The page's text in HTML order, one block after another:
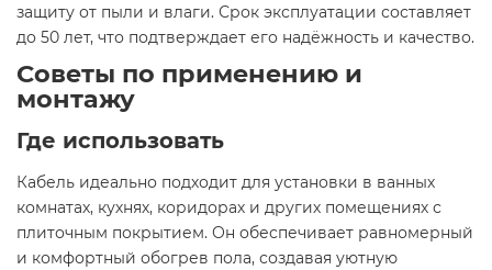
защиту от пыли и влаги. Срок эксплуатации составляет
до 50 лет, что подтверждает его надёжность и качество.
Советы по применению и
монтажу
Где использовать
Кабель идеально подходит для установки в ванных
комнатах, кухнях, коридорах и других помещениях с
плиточным покрытием. Он обеспечивает равномерный
и комфортный обогрев пола, создавая уютную